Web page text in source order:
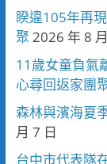
睽違105年再
聚 2026 年 8
11歲女童負氣
心尋回返家團
森林與濱海夏
月 7 日
台中市代表隊